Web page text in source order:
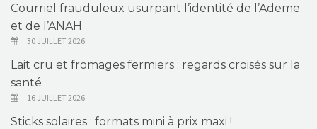
Courriel frauduleux usurpant l’identité de l’Ademe
et de l’ANAH
30 JUILLET 2026
Lait cru et fromages fermiers : regards croisés sur la
santé
16 JUILLET 2026
Sticks solaires : formats mini à prix maxi !